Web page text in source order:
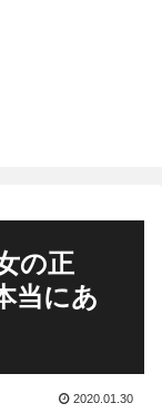
の正
当にあ
2020.01.30